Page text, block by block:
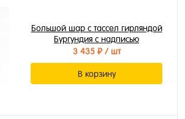
Большой шар с тассел гирляндой
Бургундия с надписью
3 435 ₽/ шт
В корзину